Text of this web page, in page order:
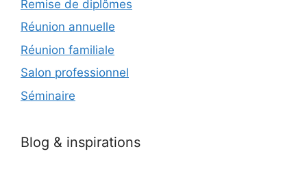
Remise de diplômes
Réunion annuelle
Réunion familiale
Salon professionnel
Séminaire
Blog & inspirations